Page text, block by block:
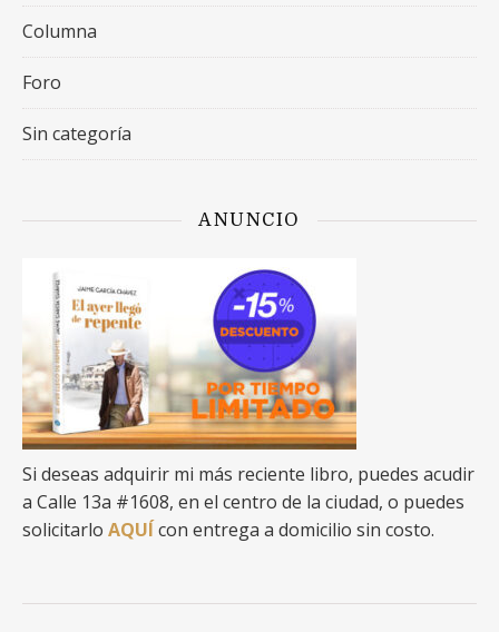
Columna
Foro
Sin categoría
ANUNCIO
Si deseas adquirir mi más reciente libro, puedes acudir
a Calle 13a #1608, en el centro de la ciudad, o puedes
solicitarlo AQUÍcon entrega a domicilio sin costo.